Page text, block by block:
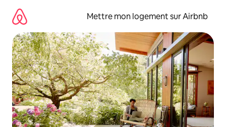
directement
contenu
Mettre mon logement sur Airbnb